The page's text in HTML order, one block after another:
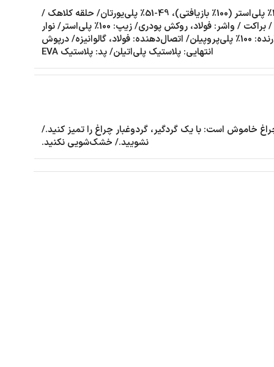
کلاهک: 100٪ پلی‌استر (100٪ بازیافتی)، 49-51٪ پلی‌یورتان/ حلقه کلاهک /
پایه / براکت / واشر: فولاد، روکش پودری/ زیپ: 100٪ پلی‌استر/ نوار
نگهدارنده: 100٪ پلی‌پروپیلن/ اتصال‌دهنده: فولاد، گالوانیزه/ درپوش
انتهایی: پلاستیک پلی‌اتیلن/ پد: پلاستیک EVA
خاموش است: با یک گردگیر، گردوغبار چراغ را تمیز کنید./
نشویید./ خشک‌شویی نکنید.